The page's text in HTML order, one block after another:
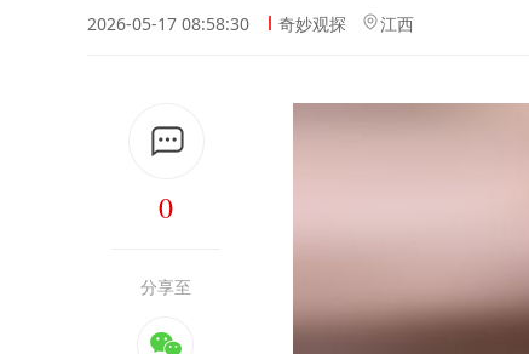
2026-05-17 08:58:30 奇妙观探 江西
0
分享至